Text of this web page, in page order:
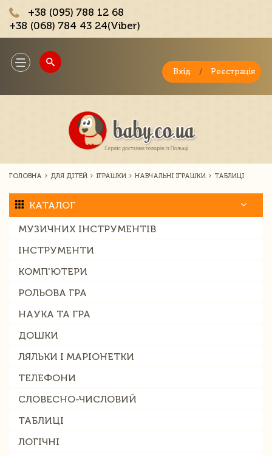
+38 (095) 788 12 68
+38 (068) 784 43 24(Viber)
Toggle
navigation
Вхід / Реєстрація
ГОЛОВНА ДЛЯ ДІТЕЙ ІГРАШКИ НАВЧАЛЬНІ ІГРАШКИ ТАБЛИЦІ
КАТАЛОГ
МУЗИЧНИХ ІНСТРУМЕНТІВ
ІНСТРУМЕНТИ
КОМП'ЮТЕРИ
РОЛЬОВА ГРА
НАУКА ТА ГРА
ДОШКИ
ЛЯЛЬКИ І МАРІОНЕТКИ
ТЕЛЕФОНИ
СЛОВЕСНО-ЧИСЛОВИЙ
ТАБЛИЦІ
ЛОГІЧНІ